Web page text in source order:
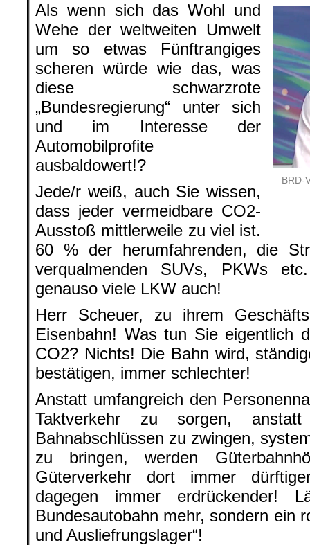
BRD-
Als wenn sich das Wohl und
Wehe der weltweiten Umwelt
um so etwas Fünftrangiges
scheren würde wie das, was
diese schwarzrote
„Bundesregierung“ unter sich
und im Interesse der
Automobilprofite
ausbaldowert!?
Jede/r weiß, auch Sie wissen,
dass jeder vermeidbare CO2-
Ausstoß mittlerweile zu viel ist.
60 % der herumfahrenden, die
verqualmenden SUVs, PKWs
genauso viele LKW auch!
Herr Scheuer, zu ihrem
Eisenbahn! Was tun Sie eigentlich
CO2? Nichts! Die Bahn wird,
bestätigen, immer schlechter!
Anstatt umfangreich den
Taktverkehr zu sorgen,
Bahnabschlüssen zu zwingen,
zu bringen, werden
Güterverkehr dort immer
dagegen immer erdrückender!
Bundesautobahn mehr, sondern ein
und Ausliefrungslager“!